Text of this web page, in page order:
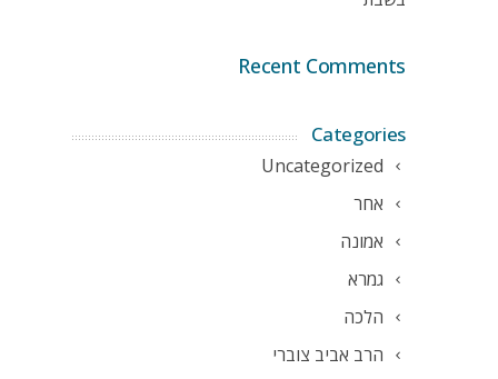
Recent Comments
Categories
Uncategorized
אחר
אמונה
גמרא
הלכה
הרב אביב צוברי